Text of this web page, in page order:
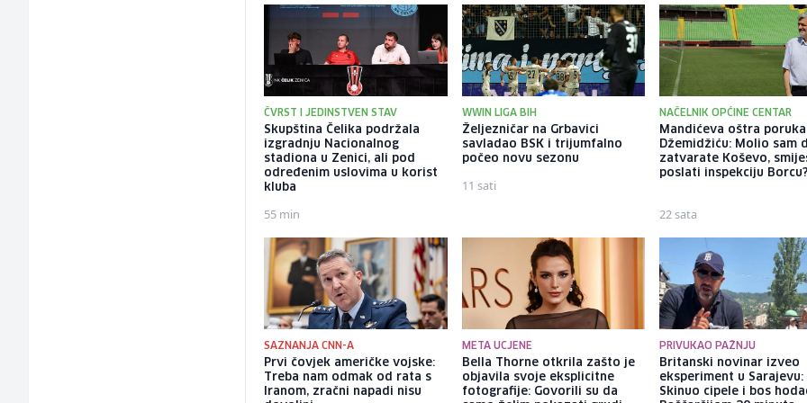
ČVRST I JEDINSTVEN STAV
Skupština Čelika podržala
izgradnju Nacionalnog
stadiona u Zenici, ali pod
određenim uslovima u korist
kluba
55 min
WWIN LIGA BIH
Željezničar na Grbavici
savladao BSK i trijumfalno
počeo novu sezonu
11 sati
NAČELNIK OPĆINE CENTAR
Mandićeva oštra poruka
Džemidžiću: Molio sam
zatvarate Koševo,
poslati inspekciju
22 sata
SAZNANJA CNN-A
Prvi čovjek američke vojske:
Treba nam odmak od rata s
Iranom, zračni napadi nisu
META UCJENE
Bella Thorne otkrila zašto je
objavila svoje eksplicitne
fotografije: Govorili su da
PRIVUKAO PAŽNJU
Britanski novinar izveo
eksperiment u Sarajevu:
Skinuo cipele i bos